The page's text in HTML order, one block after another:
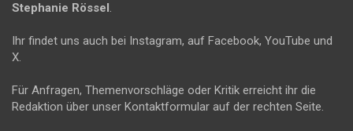
Stephanie Rössel .
Ihr findet uns auch bei Instagram, auf Facebook, YouTube und
X.
Für Anfragen, Themenvorschläge oder Kritik erreicht ihr die
Redaktion über unser Kontaktformular auf der rechten Seite.